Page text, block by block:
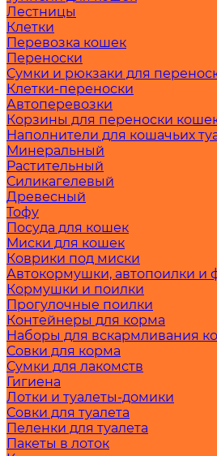
Лестницы
Клетки
Перевозка кошек
Переноски
Сумки и рюкзаки для
Клетки-переноски
Автоперевозки
Корзины для переноски
Наполнители для кошачьих
Минеральный
Растительный
Силикагелевый
Древесный
Тофу
Посуда для кошек
Миски для кошек
Коврики под миски
Автокормушки, автопоилки и
Кормушки и поилки
Прогулочные поилки
Контейнеры для корма
Наборы для вскармливания
Совки для корма
Сумки для лакомств
Гигиена
Лотки и туалеты-домики
Совки для туалета
Пеленки для туалета
Пакеты в лоток